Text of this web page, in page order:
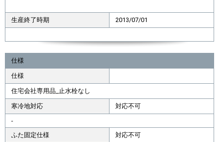
生産終了時期 2013/07/01
仕様
仕様
住宅会社専用品_止水栓なし
寒冷地対応
対応不可
-
ふた固定仕様
対応不可